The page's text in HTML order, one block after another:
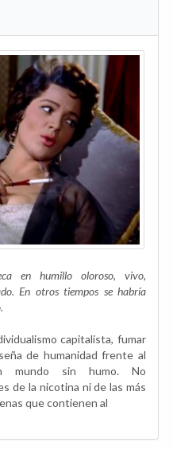
en humillo oloroso, vivo,
En otros tiempos se habría
capitalista, fumar
de humanidad frente al
mundo sin humo. No
de la nicotina ni de las más
que contienen al